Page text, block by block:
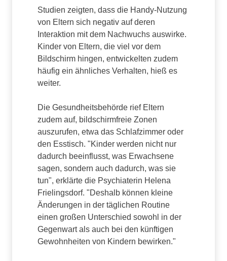
Studien zeigten, dass die Handy-Nutzung
von Eltern sich negativ auf deren
Interaktion mit dem Nachwuchs auswirke.
Kinder von Eltern, die viel vor dem
Bildschirm hingen, entwickelten zudem
häufig ein ähnliches Verhalten, hieß es
weiter.
Die Gesundheitsbehörde rief Eltern
zudem auf, bildschirmfreie Zonen
auszurufen, etwa das Schlafzimmer oder
den Esstisch. "Kinder werden nicht nur
dadurch beeinflusst, was Erwachsene
sagen, sondern auch dadurch, was sie
tun", erklärte die Psychiaterin Helena
Frielingsdorf. "Deshalb können kleine
Änderungen in der täglichen Routine
einen großen Unterschied sowohl in der
Gegenwart als auch bei den künftigen
Gewohnheiten von Kindern bewirken."